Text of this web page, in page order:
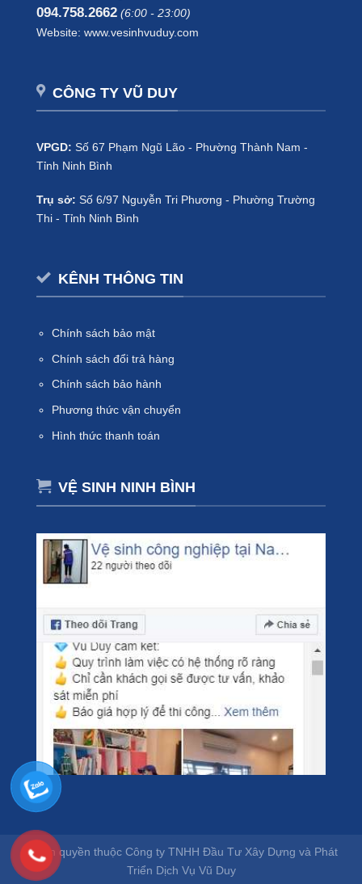
094.758.2662 (6:00 - 23:00)
Website: www.vesinhvuduy.com
CÔNG TY VŨ DUY
VPGD: Số 67 Phạm Ngũ Lão - Phường Thành Nam -
Tỉnh Ninh Bình
Trụ sở: Số 6/97 Nguyễn Tri Phương - Phường Trường
Thi - Tỉnh Ninh Bình
KÊNH THÔNG TIN
Chính sách bảo mật
Chính sách đổi trả hàng
Chính sách bảo hành
Phương thức vận chuyển
Hình thức thanh toán
VỆ SINH NINH BÌNH
© Bản quyền thuộc Công ty TNHH Đầu Tư Xây Dựng và Phát
Triển Dịch Vụ Vũ Duy